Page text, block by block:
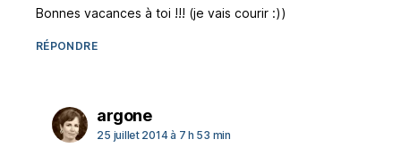
Bonnes vacances à toi !!! (je vais courir :))
RÉPONDRE
argonedit :
25 juillet 2014 à 7 h 53 min